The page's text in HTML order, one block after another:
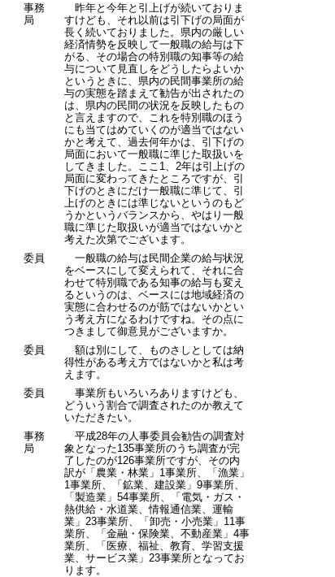
事務
局
昨年と今年と引上げが続いておりま
すけども、それ以前は引下げの局面が
長く続いておりました。県内の厳しい
経済情勢を反映して一般職の給与は下
がる、その場合の特別職の知事等の給
与について見直しをどうしたらよいか
というときに、県内の民間事業所の給
与の実態を踏まえて勧告が出されたの
は、県内の民間の状況を反映したもの
と言えますので、これを特別職のほう
にも当てはめていくのが適当ではない
かと考えて、過去何年かは、引下げの
局面において一般職に準じた取扱いを
してきました。ここ1、2年は引上げの
局面に変わってきたところですが、引
下げのときにだけ一般職に準じて、引
上げのときには準じないというのもど
うかというバランスから、やはり一般
職に準じた取扱いが適当ではないかと
考えた次第でございます。
委員
一般職の給与は民間企業の給与状況
をベースにして変えられて、それに合
わせて特別職である知事の給与も変え
るというのは、ベースには地域経済の
実態に合わせるのが筋ではないかとい
う考え方になるわけですね。その点に
つきまして御意見がございますか。
委員
額は別にして、ものさしとしては納
得性がある考え方ではないかと私は考
えます。
委員
事業所もいろいろありますけども、
どういう割合で調査されたのか教えて
いただきたい。
事務
局
平成28年の人事委員会勧告の調査対
象となった135事業所のうち調査が完
了したのが126事業所ですが、その内
訳が「農業・林業」1事業所、「漁業」
1事業所、「鉱業、建設業」9事業所、
「製造業」54事業所、「電気・ガス・
熱供給・水道業、情報通信業、運輸
業」23事業所、「卸売・小売業」11事
業所、「金融・保険業、不動産業」4事
業所、「医療、福祉、教育、学習支援
業、サービス業」23事業所となってお
ります。